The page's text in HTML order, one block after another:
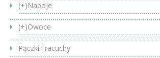
(+)Napoje
(+)Owoce
Pączki i racuchy